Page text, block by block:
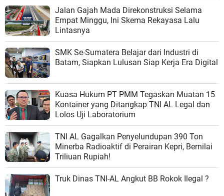
Jalan Gajah Mada Direkonstruksi Selama
Empat Minggu, Ini Skema Rekayasa Lalu
Lintasnya
SMK Se-Sumatera Belajar dari Industri di
Batam, Siapkan Lulusan Siap Kerja Era Digital
Kuasa Hukum PT PMM Tegaskan Muatan 15
Kontainer yang Ditangkap TNI AL Legal dan
Lolos Uji Laboratorium
TNI AL Gagalkan Penyelundupan 390 Ton
Minerba Radioaktif di Perairan Kepri, Bernilai
Triliuan Rupiah!
Truk Dinas TNI-AL Angkut BB Rokok Ilegal ?